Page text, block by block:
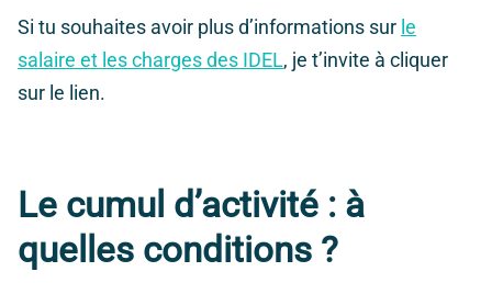
Si tu souhaites avoir plus d’informations sur le
salaire et les charges des IDEL, je t’invite à cliquer
sur le lien.
Le cumul d’activité : à
quelles conditions ?